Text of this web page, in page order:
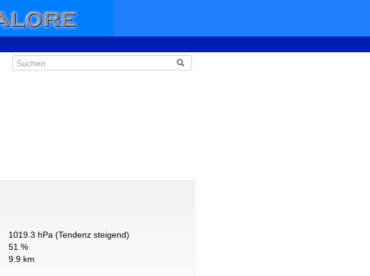
1019.3 hPa (Tendenz steigend)
51 %
9.9 km